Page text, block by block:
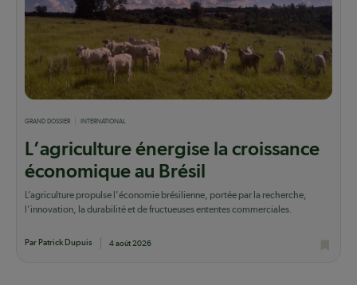
GRAND DOSSIER INTERNATIONAL
L’agriculture énergise la croissance
économique au Brésil
L’agriculture propulse l'économie brésilienne, portée par la recherche,
l’innovation, la durabilité et de fructueuses ententes commerciales.
Par Patrick Dupuis 4 août 2026